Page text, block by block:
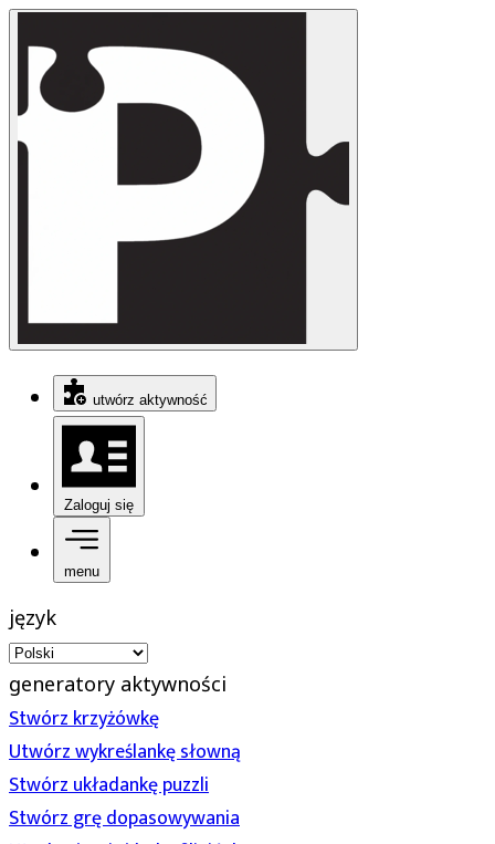
utwórz aktywność
Zaloguj się
menu
język
generatory aktywności
Stwórz krzyżówkę
Utwórz wykreślankę słowną
Stwórz układankę puzzli
Stwórz grę dopasowywania